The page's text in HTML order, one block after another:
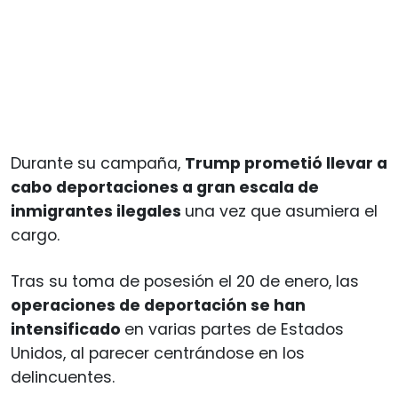
Durante su campaña, Trump prometió llevar a
cabo deportaciones a gran escala de
inmigrantes ilegales una vez que asumiera el
cargo.
Tras su toma de posesión el 20 de enero, las
operaciones de deportación se han
intensificado en varias partes de Estados
Unidos, al parecer centrándose en los
delincuentes.